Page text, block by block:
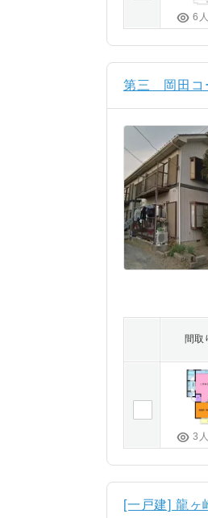
6
第三 岡田コ
間取
3
[一戸建] 龍ヶ